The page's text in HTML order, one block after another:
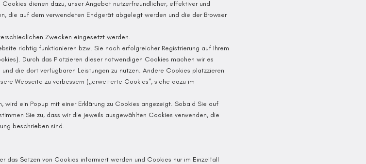
dienen dazu, unser Angebot nutzerfreundlicher, effektiver und
die auf dem verwendeten Endgerät abgelegt werden und die der Browser
Zwecken eingesetzt werden.
richtig funktionieren bzw. Sie nach erfolgreicher Registrierung auf Ihrem
Durch das Platzieren dieser notwendigen Cookies machen wir es
die dort verfügbaren Leistungen zu nutzen. Andere Cookies platzzieren
Webseite zu verbessern („erweiterte Cookies“, siehe dazu im
wird ein Popup mit einer Erklärung zu Cookies angezeigt. Sobald Sie auf
Sie zu, dass wir die jeweils ausgewählten Cookies verwenden, die
beschrieben sind.
das Setzen von Cookies informiert werden und Cookies nur im Einzelfall